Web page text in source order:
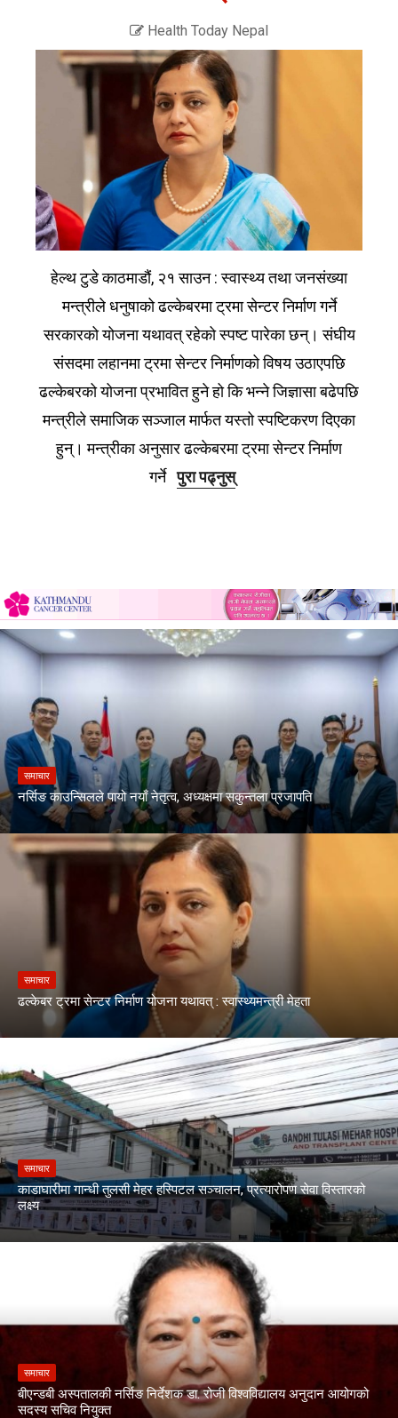
Health Today Nepal
हेल्थ टुडे काठमाडौं, २१ साउन : स्वास्थ्य तथा जनसंख्या
मन्त्रीले धनुषाको ढल्केबरमा ट्रमा सेन्टर निर्माण गर्ने
सरकारको योजना यथावत् रहेको स्पष्ट पारेका छन्। संघीय
संसदमा लहानमा ट्रमा सेन्टर निर्माणको विषय उठाएपछि
ढल्केबरको योजना प्रभावित हुने हो कि भन्ने जिज्ञासा बढेपछि
मन्त्रीले समाजिक सञ्जाल मार्फत यस्तो स्पष्टिकरण दिएका
हुन्। मन्त्रीका अनुसार ढल्केबरमा ट्रमा सेन्टर निर्माण
गर्नेपुरा पढ्नुस्
समाचार
नर्सिङ काउन्सिलले पायो नयाँ नेतृत्व, अध्यक्षमा सकुन्तला प्रजापति
समाचार
ढल्केबर ट्रमा सेन्टर निर्माण योजना यथावत् : स्वास्थ्यमन्त्री मेहता
समाचार
काडाघारीमा गान्धी तुलसी मेहर हस्पिटल सञ्चालन, प्रत्यारोपण सेवा विस्तारको
लक्ष्य
समाचार
बीएन्डबी अस्पतालकी नर्सिङ निर्देशक डा. रोजी विश्वविद्यालय अनुदान आयोगको
सदस्य सचिव नियुक्त